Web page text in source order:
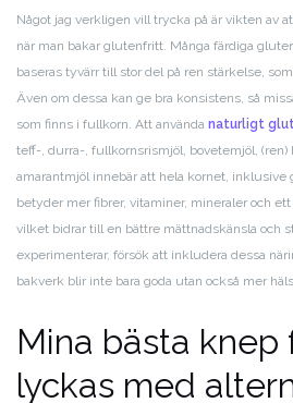
Något jag verkligen vill trycka på är vikten av
när man bakar glutenfritt. Många färdiga
baseras tyvärr till stor del på ren stärkelse,
Även om dessa kan ge bra konsistens, så
som finns i fullkorn. Att använda naturligt
teff-, durra-, fullkornsrismjöl, bovetemjöl, (ren)
amarantmjöl innebär att hela kornet, inklusive
betyder mer fibrer, vitaminer, mineraler och
vilket bidrar till en bättre mättnadskänsla och
experimenterar, försök att inkludera dessa
bakverk blir inte bara goda utan också mer
Mina bästa knep
lyckas med